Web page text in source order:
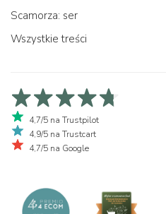
Scamorza: ser
Wszystkie treści
4,7/5 na Trustpilot
4,9/5 na Trustcart
4,7/5 na Google